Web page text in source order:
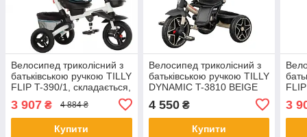
Велосипед триколісний з
батьківською ручкою TILLY
FLIP T-390/1, складається,
зелений
3 907 ₴ 4 884 ₴
Купити
Велосипед триколісний з
батьківською ручкою TILLY
DYNAMIC T-3810 BEIGE
4 550₴
Купити
3